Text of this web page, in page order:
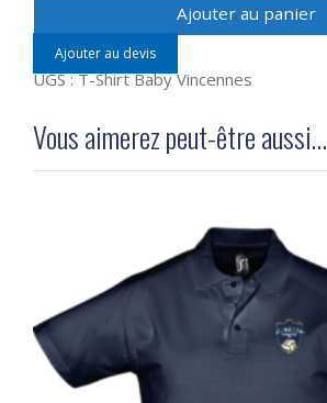
Shirt
Baby
Volley
Vincennes
Ajouter au panier
Ajouter au devis
UGS :T-Shirt Baby Vincennes
Vous aimerez peut-être aussi…